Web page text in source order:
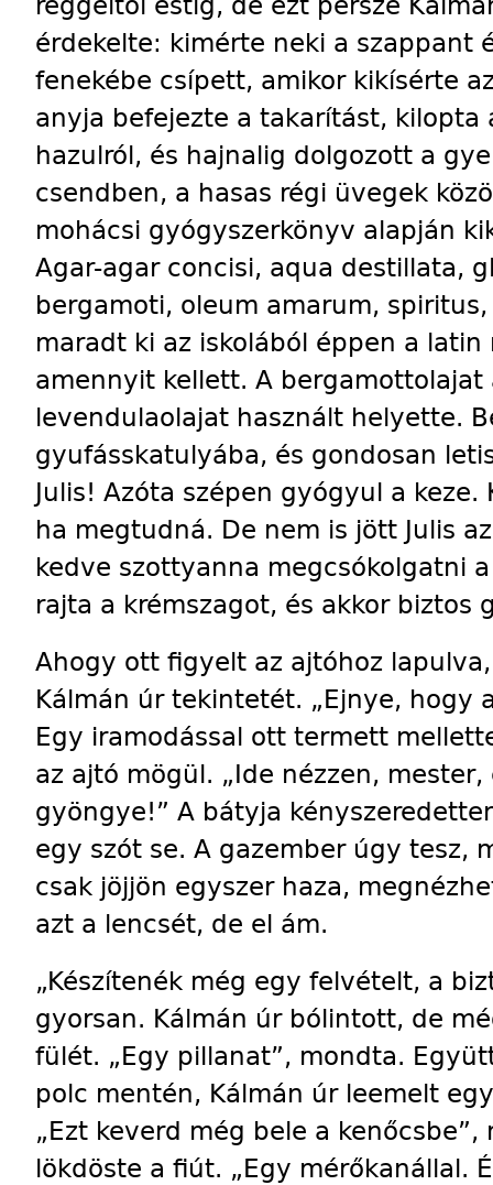
érdekelte: kimérte neki a szappant
fenekébe csípett, amikor kikísérte
anyja befejezte a takarítást, kilopta
hazulról, és hajnalig dolgozott a
csendben, a hasas régi üvegek
mohácsi gyógyszerkönyv alapján
Agar-agar concisi, aqua destillata,
bergamoti, oleum amarum,
maradt ki az iskolából éppen a
amennyit kellett. A
levendulaolajat használt helyette.
gyufásskatulyába, és gondosan
Julis! Azóta szépen gyógyul a
ha megtudná. De nem is jött Julis
kedve szottyanna megcsókolgatni
rajta a krémszagot, és akkor biztos
Ahogy ott figyelt az ajtóhoz
Kálmán úr tekintetét. „Ejnye, hogy
Egy iramodással ott termett
az ajtó mögül. „Ide nézzen,
gyöngye!” A bátyja
egy szót se. A gazember úgy tesz,
csak jöjjön egyszer haza,
azt a lencsét, de el ám.
„Készítenék még egy felvételt, a
gyorsan. Kálmán úr bólintott, de
fülét. „Egy pillanat”, mondta.
polc mentén, Kálmán úr leemelt
„Ezt keverd még bele a
lökdöste a fiút. „Egy mérőkanállal.